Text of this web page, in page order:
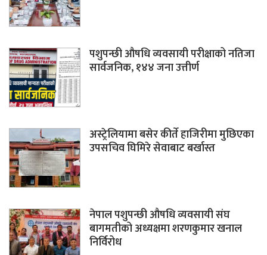
पशुपन्छी औषधि व्यवसायी परीक्षाको नतिजा
सार्वजनिक, १४४ जना उत्तीर्ण
अस्ट्रेलियामा बसेर कीर्ते हाजिरीमा मुछिएका
उपसचिव घिमिरे सेवाबाट बर्खास्त
नेपाल पशुपन्छी औषधि व्यवसायी संघ
बागमतीको अध्यक्षमा शरणकुमार खनाल
निर्विरोध